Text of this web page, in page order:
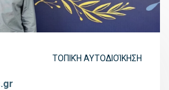
ΤΟΠΙΚΉ ΑΥΤΟΔΙΟΊΚΗΣΗ